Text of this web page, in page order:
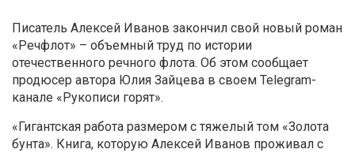
Писатель Алексей Иванов закончил свой новый роман
«Речфлот» – объемный труд по истории
отечественного речного флота. Об этом сообщает
продюсер автора Юлия Зайцева в своем Telegram-
канале «Рукописи горят».
«Гигантская работа размером с тяжелый том «Золота
бунта». Книга, которую Алексей Иванов проживал с